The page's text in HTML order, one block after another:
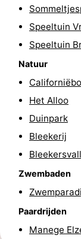
Texel
Krim
EuroParcs
Texel
Kustpark
Texel
Sluftervallei
Strandhuys
Villapark
Residentie
Villapark
Last
Zien
Speeltuin
Speeltuin
Natuur
Het Alloo
Duinpark
Bleekerij
Zwembaden
Paardrijden
Manege